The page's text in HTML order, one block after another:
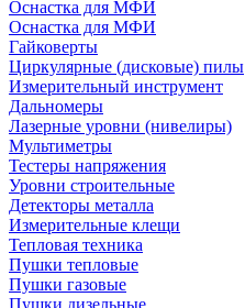
Оснастка для МФИ
Оснастка для МФИ
Гайковерты
Циркулярные (дисковые) пилы
Измерительный инструмент
Дальномеры
Лазерные уровни (нивелиры)
Мультиметры
Тестеры напряжения
Уровни строительные
Детекторы металла
Измерительные клещи
Тепловая техника
Пушки тепловые
Пушки газовые
Пушки дизельные